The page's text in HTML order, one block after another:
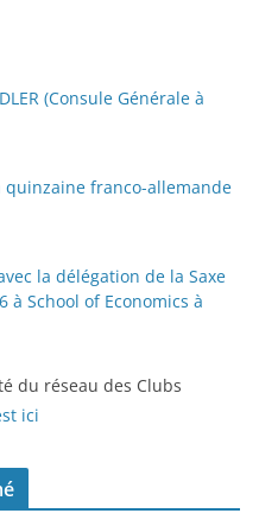
(Consule Générale à
franco-allemande
la délégation de la Saxe
School of Economics à
du réseau des Clubs
ici